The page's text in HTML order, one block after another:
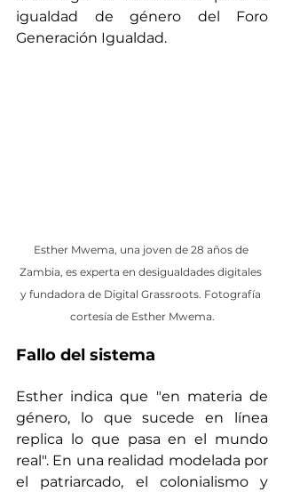
igualdad de género del Foro
Generación Igualdad.
Esther Mwema, una joven de 28 años de
Zambia, es experta en desigualdades digitales
y fundadora de Digital Grassroots. Fotografía
cortesía de Esther Mwema.
Fallo del sistema
Esther indica que "en materia de
género, lo que sucede en línea
replica lo que pasa en el mundo
real". En una realidad modelada por
el patriarcado, el colonialismo y